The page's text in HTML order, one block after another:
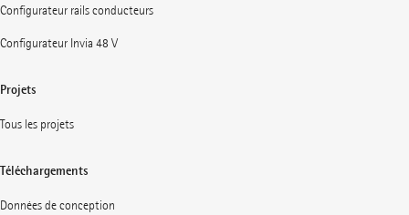
Configurateur rails conducteurs
Configurateur Invia 48 V
Projets
Tous les projets
Téléchargements
Données de conception